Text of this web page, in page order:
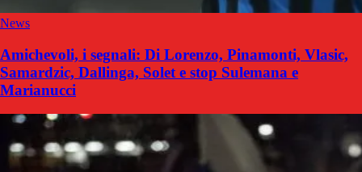
News
Amichevoli, i segnali: Di Lorenzo, Pinamonti, Vlasic,
Samardzic, Dallinga, Solet e stop Sulemana e
Marianucci